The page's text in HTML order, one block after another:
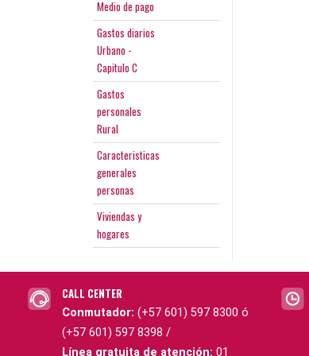
Medio de pago
Gastos diarios
Urbano -
Capitulo C
Gastos
personales
Rural
Caracteristicas
generales
personas
Viviendas y
hogares
CALL CENTER
Conmutador: (+57 601) 597 8300 ó
(+57 601) 597 8398 /
Línea gratuita de atención: 01